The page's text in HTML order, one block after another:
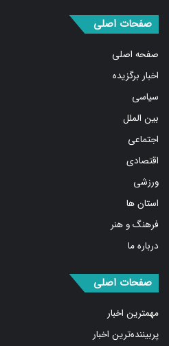
صفحات اصلی
صفحه اصلی
اخبار برگزیده
سیاسی
بین الملل
اجتماعی
اقتصادی
ورزشی
استان ها
فرهنگ و هنر
درباره ما
صفحات اصلی
مهمترین اخبار
پربیننده‌ترین اخبار